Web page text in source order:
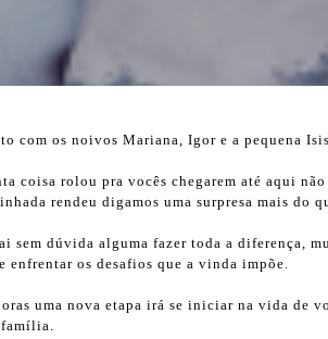
com os noivos Mariana, Igor e a pequena
coisa rolou pra vocês chegarem até aqui
rendeu digamos uma surpresa mais do
sem dúvida alguma fazer toda a diferença,
enfrentar os desafios que a vinda impõe.
uma nova etapa irá se iniciar na vida de